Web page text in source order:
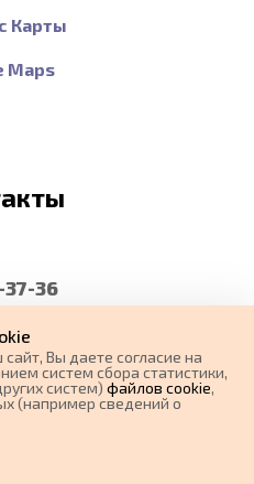
Карты
Maps
36
России
нам
Вы даете согласие на
систем сбора статистики,
систем) файлов cookie,
(например сведений о
типе
страницы, сведений о
были совершены
о Ваших действиях на сайте